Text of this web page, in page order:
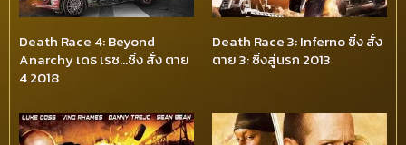
Death Race 4: Beyond
Anarchy เดธ เรซ…ซิ่ง สั่ง ตาย
4 2018
Death Race 3: Inferno ซิ่ง สั่ง
ตาย 3: ซิ่งสู่นรก 2013